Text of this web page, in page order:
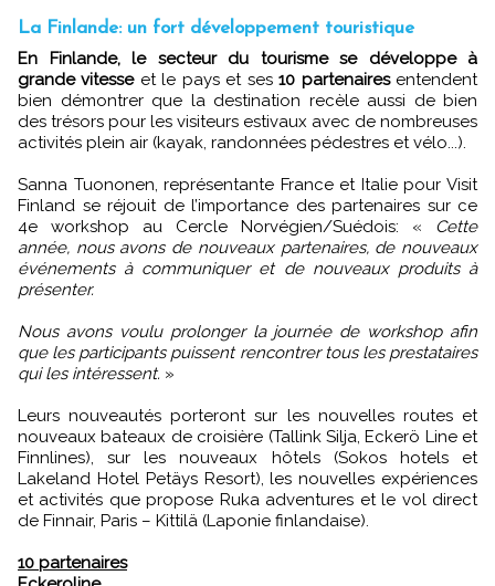
La Finlande: un fort développement touristique
En Finlande, le secteur du tourisme se développe à
grande vitesse et le pays et ses10 partenairesentendent
bien démontrer que la destination recèle aussi de bien
des trésors pour les visiteurs estivaux avec de nombreuses
activités plein air (kayak, randonnées pédestres et vélo...).
Sanna Tuononen, représentante France et Italie pour Visit
Finland se réjouit de l’importance des partenaires sur ce
4e workshop au Cercle Norvégien/Suédois: « Cette
année, nous avons de nouveaux partenaires, de nouveaux
événements à communiquer et de nouveaux produits à
présenter.
Nous avons voulu prolonger la journée de workshop afin
que les participants puissent rencontrer tous les prestataires
qui les intéressent. »
Leurs nouveautés porteront sur les nouvelles routes et
nouveaux bateaux de croisière (Tallink Silja, Eckerö Line et
Finnlines), sur les nouveaux hôtels (Sokos hotels et
Lakeland Hotel Petäys Resort), les nouvelles expériences
et activités que propose Ruka adventures et le vol direct
de Finnair, Paris – Kittilä (Laponie finlandaise).
10 partenaires